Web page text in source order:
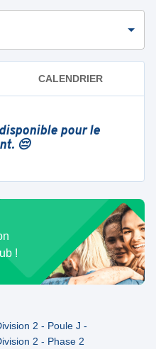
CALENDRIER
pour le
😔
!
2 - Poule J -
2 - Phase 2